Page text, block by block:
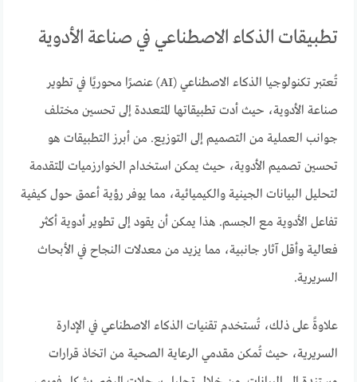
تطبيقات الذكاء الاصطناعي في صناعة الأدوية
تُعتبر تكنولوجيا الذكاء الاصطناعي (AI) عنصرًا محوريًا في تطوير
صناعة الأدوية، حيث أدت تطبيقاتها المتعددة إلى تحسين مختلف
جوانب العملية من التصميم إلى التوزيع. من أبرز التطبيقات هو
تحسين تصميم الأدوية، حيث يمكن استخدام الخوارزميات المتقدمة
لتحليل البيانات الجينية والكيميائية، مما يوفر رؤية أعمق حول كيفية
تفاعل الأدوية مع الجسم. هذا يمكن أن يقود إلى تطوير أدوية أكثر
فعالية وأقل آثار جانبية، مما يزيد من معدلات النجاح في الأبحاث
السريرية.
علاوةً على ذلك، تُستخدم تقنيات الذكاء الاصطناعي في الإدارة
السريرية، حيث تُمكن مقدمي الرعاية الصحية من اتخاذ قرارات